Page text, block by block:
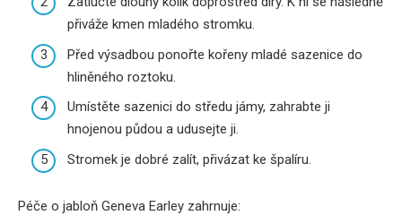
přiváže kmen mladého stromku.
Před výsadbou ponořte kořeny mladé sazenice do
hliněného roztoku.
Umístěte sazenici do středu jámy, zahrabte ji
hnojenou půdou a udusejte ji.
Stromek je dobré zalít, přivázat ke špalíru.
Péče o jabloň Geneva Earley zahrnuje: